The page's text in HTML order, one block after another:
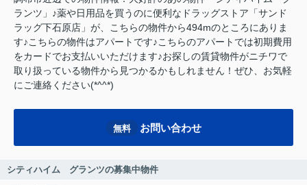
ランツ」♪薬や日用品を買うのに便利なドラッグストア「サンド
ラッグ下石原店」が、こちらの物件から494mのところにありま
す♪こちらの物件はアパートです♪こちらのアパートでは初期費用
をカードでお支払いいただけます♪お探しの賃貸物件がニチワで
取り扱っている物件から見つかるかもしれません！ぜひ、お気軽
にご連絡ください(*^^*)
無料 お問い合わせ
シティハイム グランツの募集中物件